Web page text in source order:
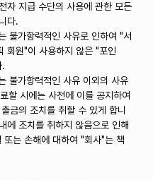
자 지급 수단의 사용에 관한 모든
다.
불가항력적인 사유로 인하여 "서
회원"이 사용하지 않은 "포인
.
불가항력적인 사유 이외의 사유
할 시에는 사전에 이를 공지하여
금의 조치를 취할 수 있게 합니
에 조치를 취하지 않음으로 인해
는 손해에 대하여 "회사"는 책